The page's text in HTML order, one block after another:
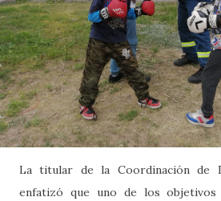
La titular de la Coordinación de
enfatizó que uno de los objetivos